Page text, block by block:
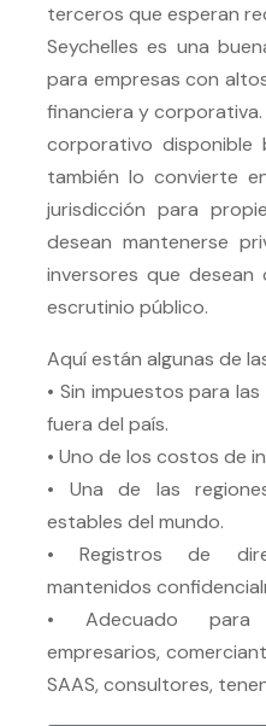
terceros que esperan
Seychelles es una
para empresas con
financiera y
corporativo disponible
también lo convierte
jurisdicción para
desean mantenerse
inversores que
escrutinio público.
Aquí están algunas de
• Sin impuestos para
fuera del país.
• Uno de los costos de
• Una de las
estables del mundo.
• Registros de
mantenidos
• Adecuado para
empresarios,
SAAS, consultores,